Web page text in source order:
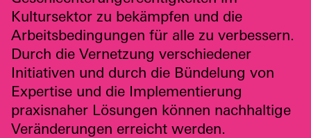
Kultursektor zu bekämpfen und die
Arbeitsbedingungen für alle zu verbessern.
Durch die Vernetzung verschiedener
Initiativen und durch die Bündelung von
Expertise und die Implementierung
praxisnaher Lösungen können nachhaltige
Veränderungen erreicht werden.